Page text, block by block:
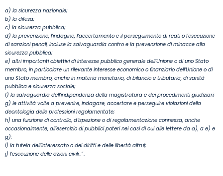
a) la sicurezza nazionale;
b) la difesa;
c) la sicurezza pubblica;
d) la prevenzione, l’indagine, l’accertamento e il perseguimento di reati o l’esecuzione
di sanzioni penali, incluse la salvaguardia contro e la prevenzione di minacce alla
sicurezza pubblica;
e) altri importanti obiettivi di interesse pubblico generale dell’Unione o di uno Stato
membro, in particolare un rilevante interesse economico o finanziario dell’Unione o di
uno Stato membro, anche in materia monetaria, di bilancio e tributaria, di sanità
pubblica e sicurezza sociale;
f) la salvaguardia dell’indipendenza della magistratura e dei procedimenti giudiziari;
g) le attività volte a prevenire, indagare, accertare e perseguire violazioni della
deontologia delle professioni regolamentate;
h) una funzione di controllo, d’ispezione o di regolamentazione connessa, anche
occasionalmente, all’esercizio di pubblici poteri nei casi di cui alle lettere da a), a e) e
g);
i) la tutela dell’interessato o dei diritti e delle libertà altrui;
j) l’esecuzione delle azioni civili…”.